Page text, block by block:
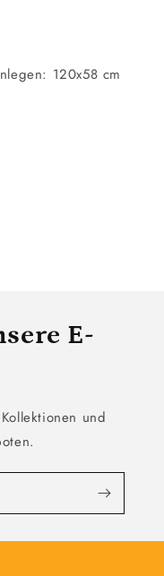
120x58 cm
E-
und